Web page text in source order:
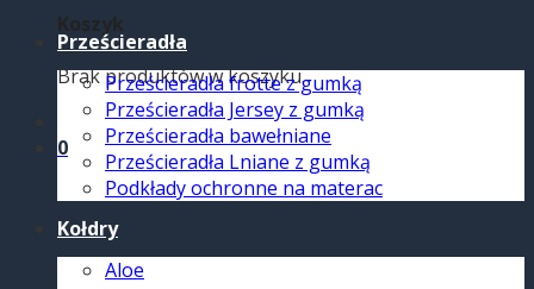
Koszyk
Brak produktów w koszyku.
0
Prześcieradła
Prześcieradła frotte z gumką
Prześcieradła Jersey z gumką
Prześcieradła bawełniane
Prześcieradła Lniane z gumką
Podkłady ochronne na materac
Kołdry
Aloe